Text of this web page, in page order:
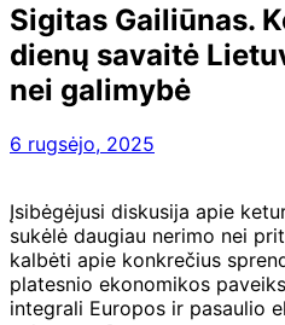
Sigitas Gailiūnas.
dienų savaitė
nei galimybė
6 rugsėjo, 2025
Įsibėgėjusi diskusija apie
sukėlė daugiau nerimo nei
kalbėti apie konkrečius
platesnio ekonomikos
integrali Europos ir pasaulio